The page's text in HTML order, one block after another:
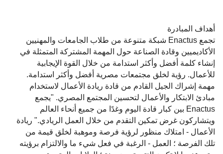
أهداف المبادرة
تجمع Enactus شبكة متنوعة من طلاب الجامعات والمهنيين
الأكاديميين وقادة الصناعة حول المهمة المشتركة المتمثلة في
إنشاء كلمة أفضل وأكثر استدامة من خلال القوة الإيجابية
للأعمال. رؤية لخلق مجتمعات مصرية أفضل وأكثر استدامة.
مهمة إشراك الجيل القادم من قادة ريادة الأعمال لاستخدام
مبادئ الابتكار والأعمال لتحسين المجتمع المصري. "يجمع
Enactus بين كبار قادة اليوم وغدًا من جميع أنحاء العالم
ويتشاركون غرض تمكين التقدم من خلال العمل الريادي." ريادة
الأعمال - امتلاك منظور لرؤية فرصة وموهبة لخلق قيمة من
تلك الفرصة ؛ العمل - الرغبة في فعل شيء ما والالتزام برؤيته